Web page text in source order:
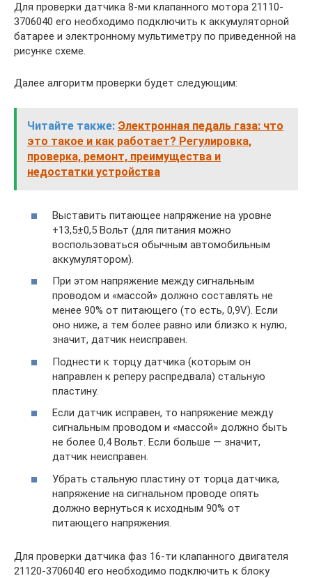
Для проверки датчика 8-ми клапанного мотора 21110-
3706040 его необходимо подключить к аккумуляторной
батарее и электронному мультиметру по приведенной на
рисунке схеме.
Далее алгоритм проверки будет следующим:
Читайте также: Электронная педаль газа: что
это такое и как работает? Регулировка,
проверка, ремонт, преимущества и
недостатки устройства
Выставить питающее напряжение на уровне
+13,5±0,5 Вольт (для питания можно
воспользоваться обычным автомобильным
аккумулятором).
При этом напряжение между сигнальным
проводом и «массой» должно составлять не
менее 90% от питающего (то есть, 0,9V). Если
оно ниже, а тем более равно или близко к нулю,
значит, датчик неисправен.
Поднести к торцу датчика (которым он
направлен к реперу распредвала) стальную
пластину.
Если датчик исправен, то напряжение между
сигнальным проводом и «массой» должно быть
не более 0,4 Вольт. Если больше — значит,
датчик неисправен.
Убрать стальную пластину от торца датчика,
напряжение на сигнальном проводе опять
должно вернуться к исходным 90% от
питающего напряжения.
Для проверки датчика фаз 16-ти клапанного двигателя
21120-3706040 его необходимо подключить к блоку